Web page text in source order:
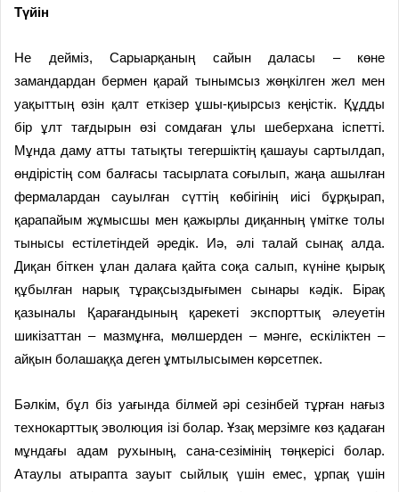
Түйін
Не дейміз, Сарыарқаның сайын даласы – көне
замандардан бермен қарай тынымсыз жөңкілген жел мен
уақыттың өзін қалт еткізер ұшы-қиырсыз кеңістік. Құдды
бір ұлт тағдырын өзі сомдаған ұлы шеберхана іспетті.
Мұнда даму атты татықты тегершіктің қашауы сартылдап,
өндірістің сом балғасы тасырлата соғылып, жаңа ашылған
фермалардан сауылған сүттің көбігінің иісі бұрқырап,
қарапайым жұмысшы мен қажырлы диқанның үмітке толы
тынысы естілетіндей әредік. Иә, әлі талай сынақ алда.
Диқан біткен ұлан далаға қайта соқа салып, күніне қырық
құбылған нарық тұрақсыз­дығымен сынары кәдік. Бірақ
қазыналы Қарағандының қарекеті экспорттық әлеуетін
шикізаттан – мазмұнға, мөлшерден – мәнге, ескіліктен –
айқын болашаққа деген ұмтылысымен көрсетпек.
Бәлкім, бұл біз уағында білмей әрі сезінбей тұрған нағыз
технокарттық эволюция ізі болар. Ұзақ мерзімге көз қадаған
мұндағы адам рухының, сана-сезімінің төңкерісі болар.
Атаулы атырапта зауыт сыйлық үшін емес, ұрпақ үшін